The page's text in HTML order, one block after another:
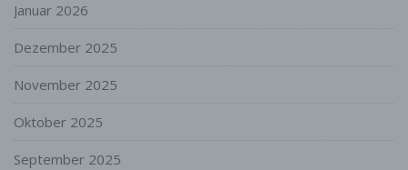
Januar 2026
Dezember 2025
November 2025
Oktober 2025
September 2025
Cookies durch unsere Internetseite jederzeit
genutzten Internetbrowsers verhindern und damit
widersprechen. Ferner können bereits gesetzte
andere Softwareprogramme gelöscht werden. Dies